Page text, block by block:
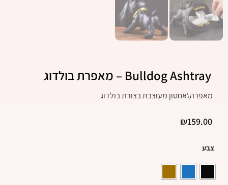
Bulldog Ashtray – מאפרת בולדוג
מאפרה\אחסון מעוצבת בצורת בולדוג
₪159.00
צבע